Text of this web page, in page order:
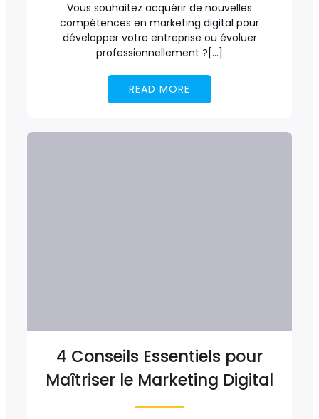
Vous souhaitez acquérir de nouvelles
compétences en marketing digital pour
développer votre entreprise ou évoluer
professionnellement ?[…]
READ MORE
4 Conseils Essentiels pour
Maîtriser le Marketing Digital